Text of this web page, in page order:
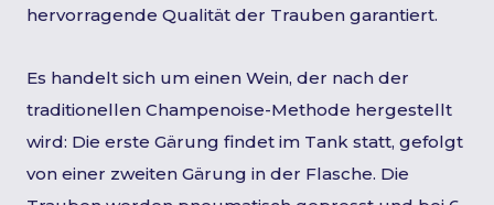
hervorragende Qualität der Trauben garantiert.
Es handelt sich um einen Wein, der nach der
traditionellen Champenoise-Methode hergestellt
wird: Die erste Gärung findet im Tank statt, gefolgt
von einer zweiten Gärung in der Flasche. Die